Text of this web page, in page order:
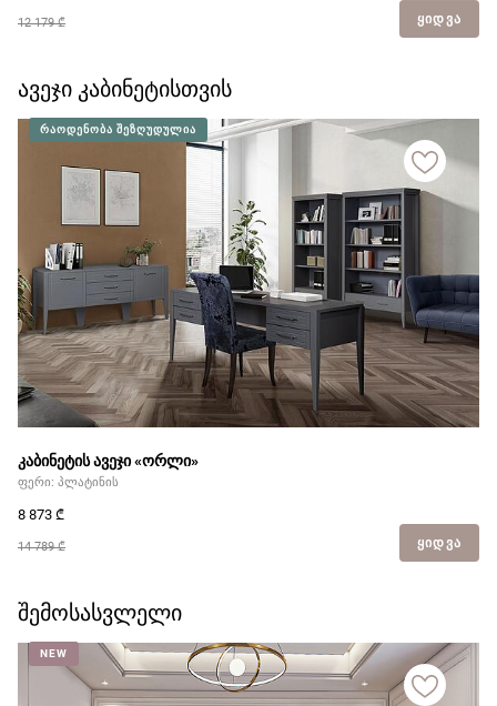
12 179 ₾ ᲧᲘᲓᲕᲐ
ავეჯი კაბინეტისთვის
ᲠᲐᲝᲓᲔᲜᲝᲑᲐ ᲨᲔᲖᲦᲣᲓᲣᲚᲘᲐ
კაბინეტის ავეჯი «ორლი»
ფერი: პლატინის
14 789 ₾
8 873 ₾
ᲧᲘᲓᲕᲐ
შემოსასვლელი
NEW